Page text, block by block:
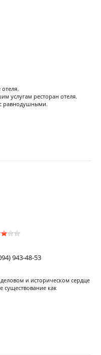
услугам ресторан отеля.
равнодушными.
943-48-53
и историческом сердце
существование как